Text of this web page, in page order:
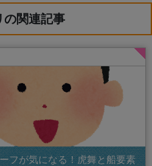
の関連記事
フが気になる！虎舞と船要素